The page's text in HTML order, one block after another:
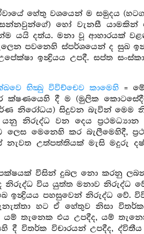
හේතු වශයෙන් ම සමුදය
හෝ වැනසී යාමකින්
යයි දත්ය. මනා වූ ආහාරයක්
පවනෙහි ස්පර්ශයෙන් ද සුඛ
ඉන්‍ද්‍රියය උපදී. සප්ත
භික්‍ඛු විවිච්චෙව කාමෙහි =
ක්ෂණයෙහි දී ම (මුලික
නිරෝධය) සිදුවන බැවින් මෙම
නිරුද්ධ වන දෙය
මෙනෙහි කර බැලීමෙහිදී,
නැවත උත්පත්තියක් මැසි මදුරු
විසින් දුබල නො කරනු ලබන
විය යුත්ත මනාව නිරුද්ධ
ඉන්‍ද්‍රියය පහසුවෙන් නිරුද්ධ වේ.
හට ඒ හේතුව නිසා
තැනෙක එය උපදීද, යම්
දී විතර්ක විචාරයන් උපදීද,